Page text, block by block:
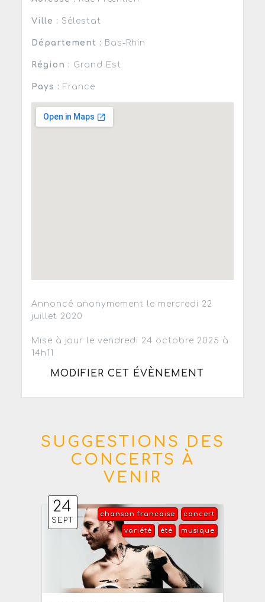
Ville : Sélestat
Département : Bas-Rhin
Région : Grand Est
Pays : France
Annoncé anonymement le mercredi 22
juillet 2020
Mise à jour le vendredi 24 octobre 2025 à
14h11
MODIFIER CET ÉVÈNEMENT
SUGGESTIONS DES
CONCERTS À
VENIR
24
SEPT
concert
chanson francaise
musique
été
variété